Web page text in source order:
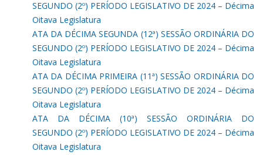
SEGUNDO (2º) PERÍODO LEGISLATIVO DE 2024 – Décima
Oitava Legislatura
ATA DA DÉCIMA SEGUNDA (12ª) SESSÃO ORDINÁRIA DO
SEGUNDO (2º) PERÍODO LEGISLATIVO DE 2024 – Décima
Oitava Legislatura
ATA DA DÉCIMA PRIMEIRA (11ª) SESSÃO ORDINÁRIA DO
SEGUNDO (2º) PERÍODO LEGISLATIVO DE 2024 – Décima
Oitava Legislatura
ATA DA DÉCIMA (10ª) SESSÃO ORDINÁRIA DO
SEGUNDO (2º) PERÍODO LEGISLATIVO DE 2024 – Décima
Oitava Legislatura